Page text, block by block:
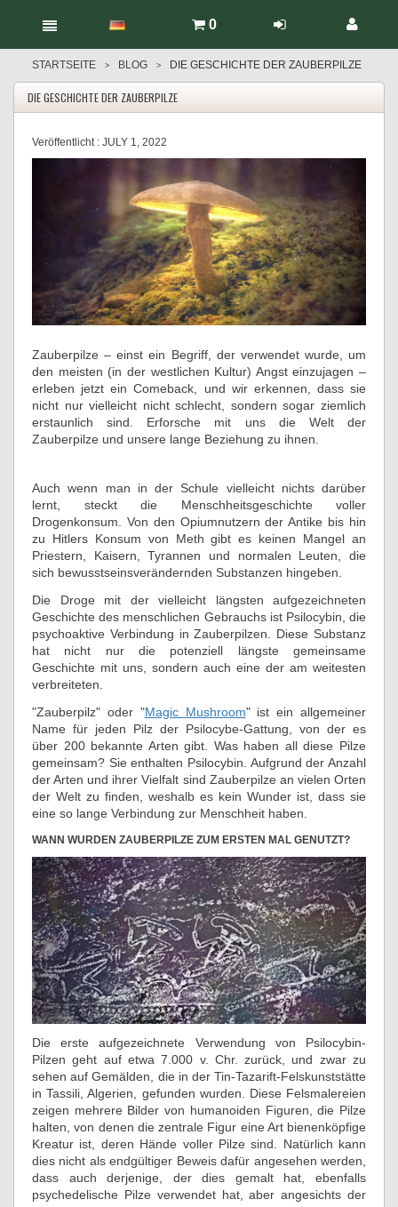
0
STARTSEITE > BLOG > DIE GESCHICHTE DER ZAUBERPILZE
DIE GESCHICHTE DER ZAUBERPILZE
Veröffentlicht : JULY 1, 2022
Zauberpilze – einst ein Begriff, der verwendet wurde, um
den meisten (in der westlichen Kultur) Angst einzujagen –
erleben jetzt ein Comeback, und wir erkennen, dass sie
nicht nur vielleicht nicht schlecht, sondern sogar ziemlich
erstaunlich sind. Erforsche mit uns die Welt der
Zauberpilze und unsere lange Beziehung zu ihnen.
Auch wenn man in der Schule vielleicht nichts darüber
lernt, steckt die Menschheitsgeschichte voller
Drogenkonsum. Von den Opiumnutzern der Antike bis hin
zu Hitlers Konsum von Meth gibt es keinen Mangel an
Priestern, Kaisern, Tyrannen und normalen Leuten, die
sich bewusstseinsverändernden Substanzen hingeben.
Die Droge mit der vielleicht längsten aufgezeichneten
Geschichte des menschlichen Gebrauchs ist Psilocybin, die
psychoaktive Verbindung in Zauberpilzen. Diese Substanz
hat nicht nur die potenziell längste gemeinsame
Geschichte mit uns, sondern auch eine der am weitesten
verbreiteten.
"Zauberpilz" oder "Magic Mushroom" ist ein allgemeiner
Name für jeden Pilz der Psilocybe-Gattung, von der es
über 200 bekannte Arten gibt. Was haben all diese Pilze
gemeinsam? Sie enthalten Psilocybin. Aufgrund der Anzahl
der Arten und ihrer Vielfalt sind Zauberpilze an vielen Orten
der Welt zu finden, weshalb es kein Wunder ist, dass sie
eine so lange Verbindung zur Menschheit haben.
WANN WURDEN ZAUBERPILZE ZUM ERSTEN MAL GENUTZT?
Die erste aufgezeichnete Verwendung von Psilocybin-
Pilzen geht auf etwa 7.000 v. Chr. zurück, und zwar zu
sehen auf Gemälden, die in der Tin-Tazarift-Felskunststätte
in Tassili, Algerien, gefunden wurden. Diese Felsmalereien
zeigen mehrere Bilder von humanoiden Figuren, die Pilze
halten, von denen die zentrale Figur eine Art bienenköpfige
Kreatur ist, deren Hände voller Pilze sind. Natürlich kann
dies nicht als endgültiger Beweis dafür angesehen werden,
dass auch derjenige, der dies gemalt hat, ebenfalls
psychedelische Pilze verwendet hat, aber angesichts der